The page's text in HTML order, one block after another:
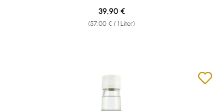
(57,00 € / 1 Liter)
Regulärer Preis:
39,90 €